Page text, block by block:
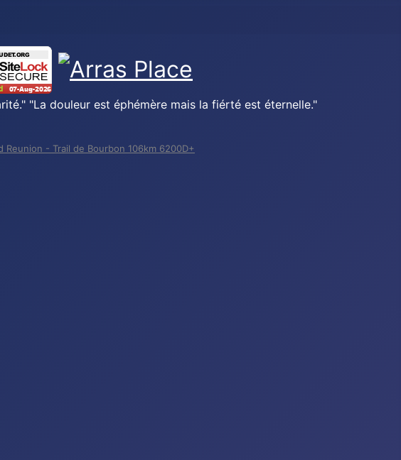
"La douleur est éphémère mais la fiérté est éternelle."
Reunion - Trail de Bourbon 106km 6200D+